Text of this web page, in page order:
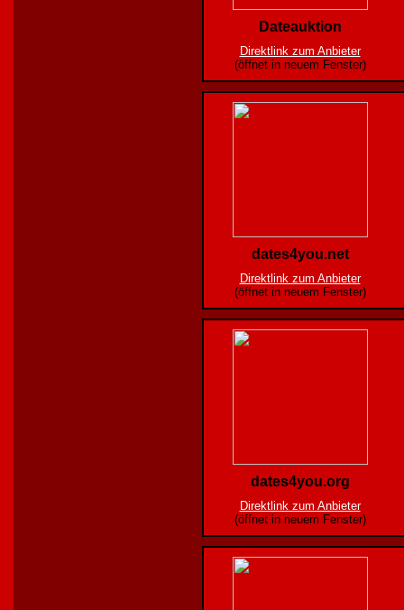
Dateauktion
Direktlink zum Anbieter
(öffnet in neuem Fenster)
dates4you.net
Direktlink zum Anbieter
(öffnet in neuem Fenster)
dates4you.org
Direktlink zum Anbieter
(öffnet in neuem Fenster)